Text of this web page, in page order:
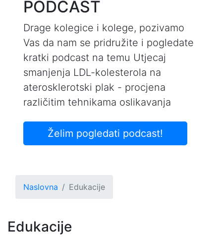
PODCAST
Drage kolegice i kolege, pozivamo
Vas da nam se pridružite i pogledate
kratki podcast na temu Utjecaj
smanjenja LDL-kolesterola na
aterosklerotski plak - procjena
različitim tehnikama oslikavanja
Želim pogledati podcast!
Naslovna Edukacije
Edukacije